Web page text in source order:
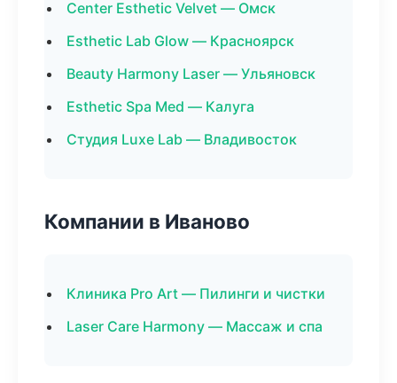
Center Esthetic Velvet — Омск
Esthetic Lab Glow — Красноярск
Beauty Harmony Laser — Ульяновск
Esthetic Spa Med — Калуга
Студия Luxe Lab — Владивосток
Компании в Иваново
Клиника Pro Art — Пилинги и чистки
Laser Care Harmony — Массаж и спа